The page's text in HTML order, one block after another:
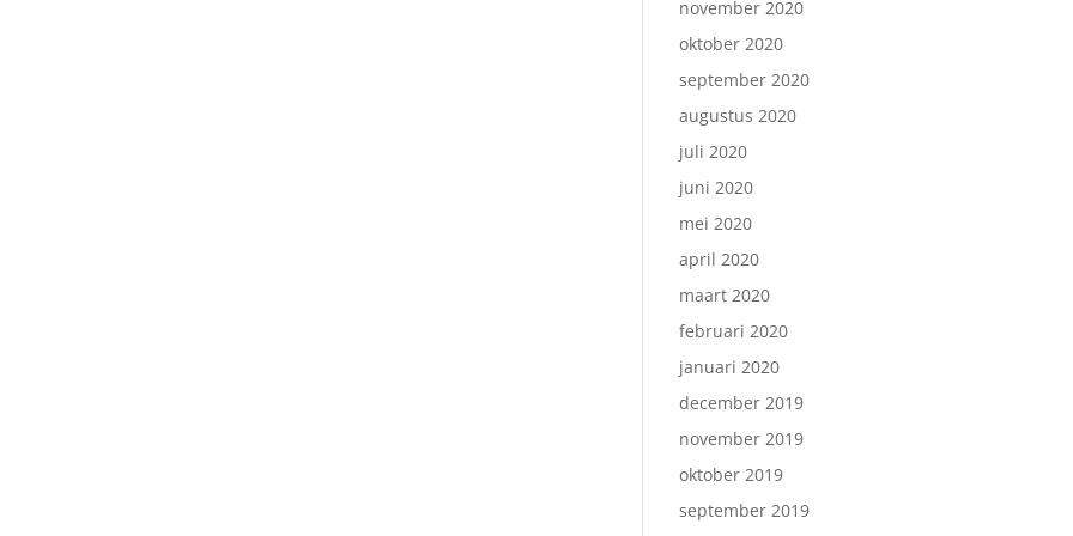
november 2020
oktober 2020
september 2020
augustus 2020
juli 2020
juni 2020
mei 2020
april 2020
maart 2020
februari 2020
januari 2020
december 2019
november 2019
oktober 2019
september 2019